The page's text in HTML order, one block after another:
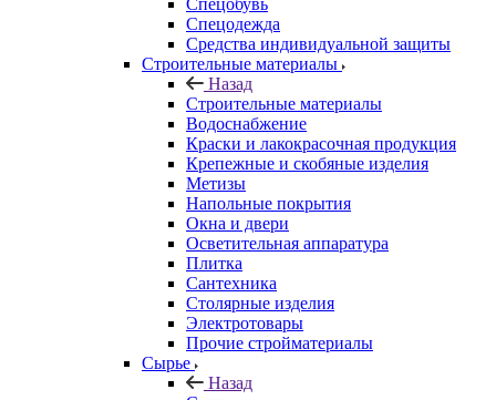
Спецобувь
Спецодежда
Средства индивидуальной защиты
Строительные материалы
Назад
Строительные материалы
Водоснабжение
Краски и лакокрасочная продукция
Крепежные и скобяные изделия
Метизы
Напольные покрытия
Окна и двери
Осветительная аппаратура
Плитка
Сантехника
Столярные изделия
Электротовары
Прочие стройматериалы
Сырье
Назад